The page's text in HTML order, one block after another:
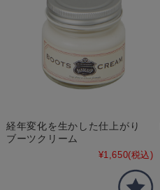
経年変化を生かした仕上がり
ブーツクリーム
¥1,650(税込)